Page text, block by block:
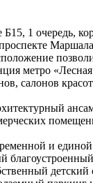
1 очередь,
метро
салонов
и